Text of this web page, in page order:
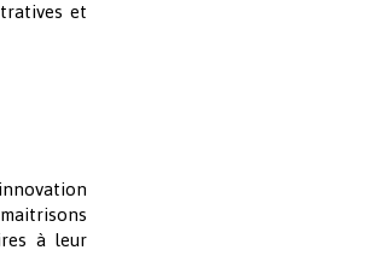
et
à leur